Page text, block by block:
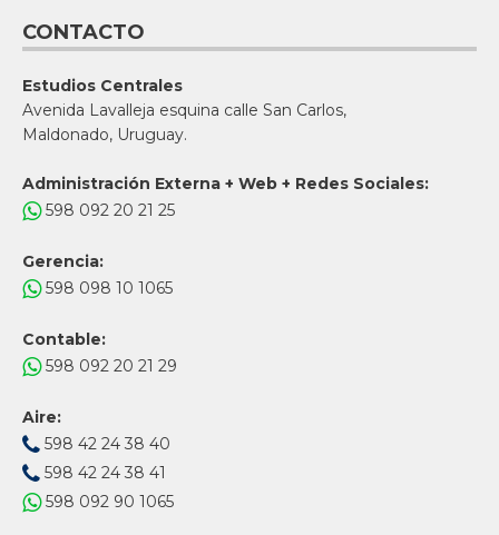
CONTACTO
Estudios Centrales
Avenida Lavalleja esquina calle San Carlos,
Maldonado, Uruguay.
Administración Externa + Web + Redes Sociales:
598 092 20 21 25
Gerencia:
598 098 10 1065
Contable:
598 092 20 21 29
Aire:
598 42 24 38 40
598 42 24 38 41
598 092 90 1065